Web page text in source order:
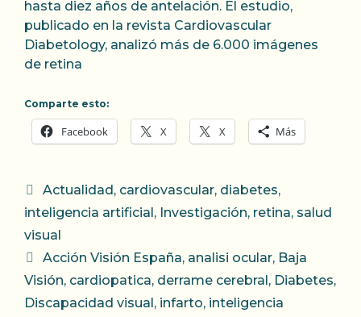
hasta diez años de antelación. El estudio,
publicado en la revista Cardiovascular
Diabetology, analizó más de 6.000 imágenes
de retina
Comparte esto:
Facebook X X Más
Categorías
Actualidad , cardiovascular, diabetes,
inteligencia artificial , Investigación, retina, salud
visual
Etiquetas
Acción Visión España, analisi ocular, Baja
Visión, cardiopatica, derrame cerebral , Diabetes,
Discapacidad visual , infarto, inteligencia